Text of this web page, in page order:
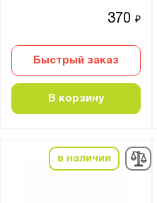
370₽
Быстрый заказ
В корзину
в наличии